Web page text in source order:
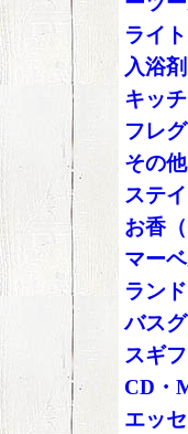
ライ
入浴剤
キッ
フレ
その他
ステ
お香
マーベ
ラン
バス
スギ
CD・
エッ